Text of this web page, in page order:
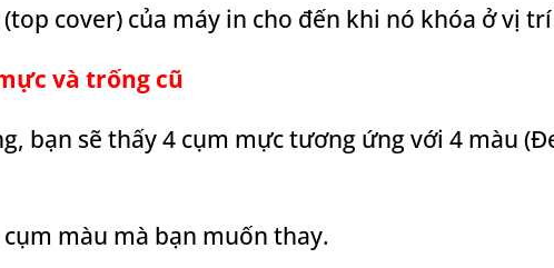
cover) của máy in cho đến khi nó khóa ở vị
và trống cũ
bạn sẽ thấy 4 cụm mực tương ứng với 4 màu
màu mà bạn muốn thay.